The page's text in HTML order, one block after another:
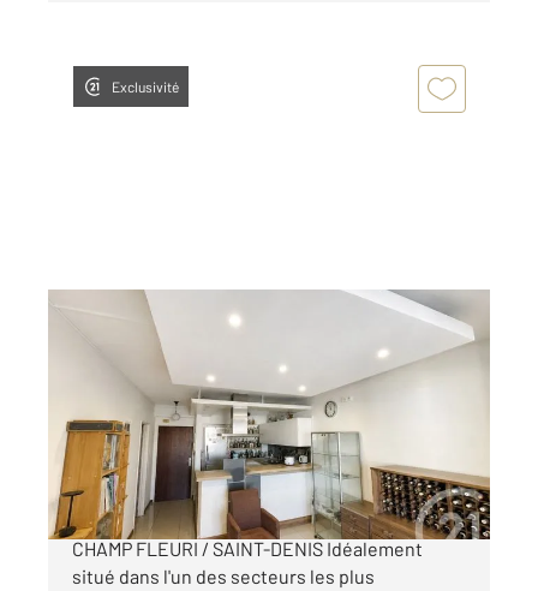
Exclusivité
ST DENIS 974
, 2 pièces
Appartement F2 à vendre
167 000 €
RARE À LA VENTE F2 DE STANDING RÉNOVÉ
CHAMP FLEURI / SAINT-DENIS Idéalement
situé dans l'un des secteurs les plus